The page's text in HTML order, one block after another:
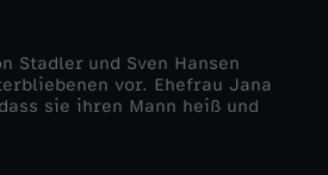
Stadler und Sven Hansen
vor. Ehefrau Jana
sie ihren Mann heiß und